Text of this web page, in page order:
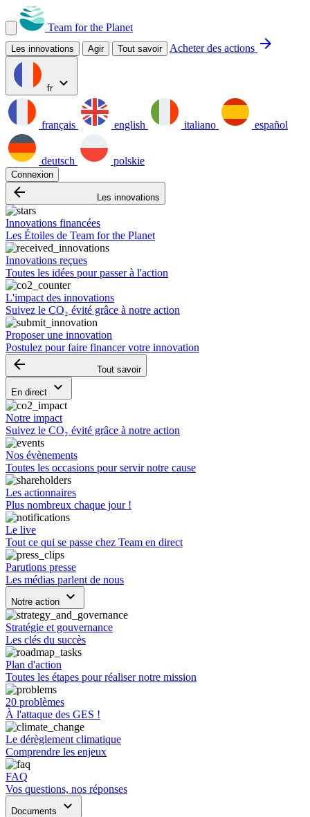
Team for the Planet
Les innovations Agir Tout savoir Acheter des actions arrow_forward
fr expand_more
français english italiano español
deutsch polskie
Connexion
arrow_backward Les innovations
Innovations financées
Les Étoiles de Team for the Planet
Innovations reçues
Toutes les idées pour passer à l'action
L'impact des innovations
Suivez le CO₂ évité grâce à notre action
Proposer une innovation
Postulez pour faire financer votre innovation
arrow_backward Tout savoir
En direct keyboard_arrow_down
Notre impact
Suivez le CO₂ évité grâce à notre action
Nos évènements
Toutes les occasions pour servir notre cause
Les actionnaires
Plus nombreux chaque jour !
Le live
Tout ce qui se passe chez Team en direct
Parutions presse
Les médias parlent de nous
Notre action keyboard_arrow_down
Stratégie et gouvernance
Les clés du succès
Plan d'action
Toutes les étapes pour réaliser notre mission
20 problèmes
À l'attaque des GES !
Le dérèglement climatique
Comprendre les enjeux
FAQ
Vos questions, nos réponses
Documents keyboard_arrow_down